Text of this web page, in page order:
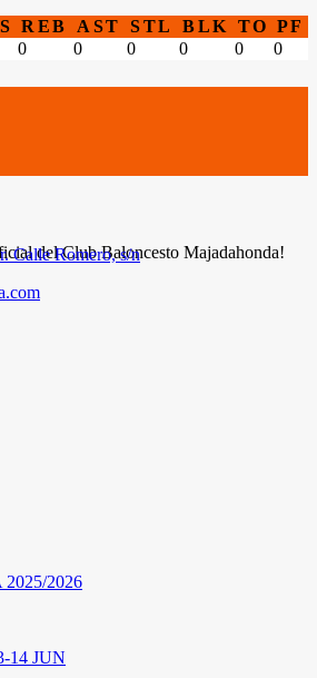
REB AST STL BLK TO PF
0 0 0 0 0 0
del Club Baloncesto Majadahonda!
Calle Romero, s/n
2026
14 JUN